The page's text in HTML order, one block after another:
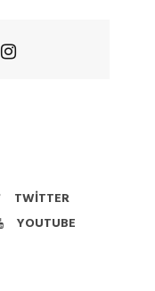
TWITTER
YOUTUBE